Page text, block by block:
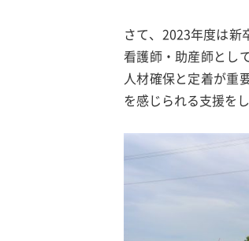
さて、2023年度は新
看護師・助産師とし
人材確保と定着が重
を感じられる支援を